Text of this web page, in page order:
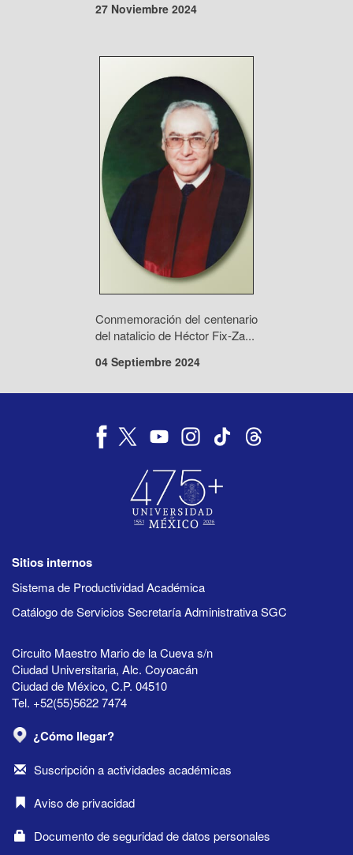
27 Noviembre 2024
Conmemoración del centenario
del natalicio de Héctor Fix-Za...
04 Septiembre 2024
Sitios internos
Sistema de Productividad Académica
Catálogo de Servicios Secretaría Administrativa SGC
Circuito Maestro Mario de la Cueva s/n
Ciudad Universitaria, Alc. Coyoacán
Ciudad de México, C.P. 04510
Tel. +52(55)5622 7474
¿Cómo llegar?
Suscripción a actividades académicas
Aviso de privacidad
Documento de seguridad de datos personales